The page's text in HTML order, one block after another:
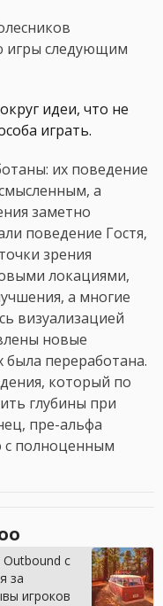
игры следующим
идеи, что не
играть.
их поведение
а
заметно
поведение Гостя,
зрения
локациями,
а многие
визуализацией
новые
переработана.
который по
глубины при
пре-альфа
с полноценным
с
за
игроков